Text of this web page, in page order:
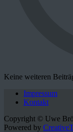
Keine weiteren
Impressum
Kontakt
Copyright © Uwe
Powered by